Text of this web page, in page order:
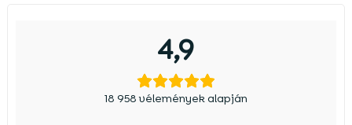
4,9
18 958 vélemények alapján